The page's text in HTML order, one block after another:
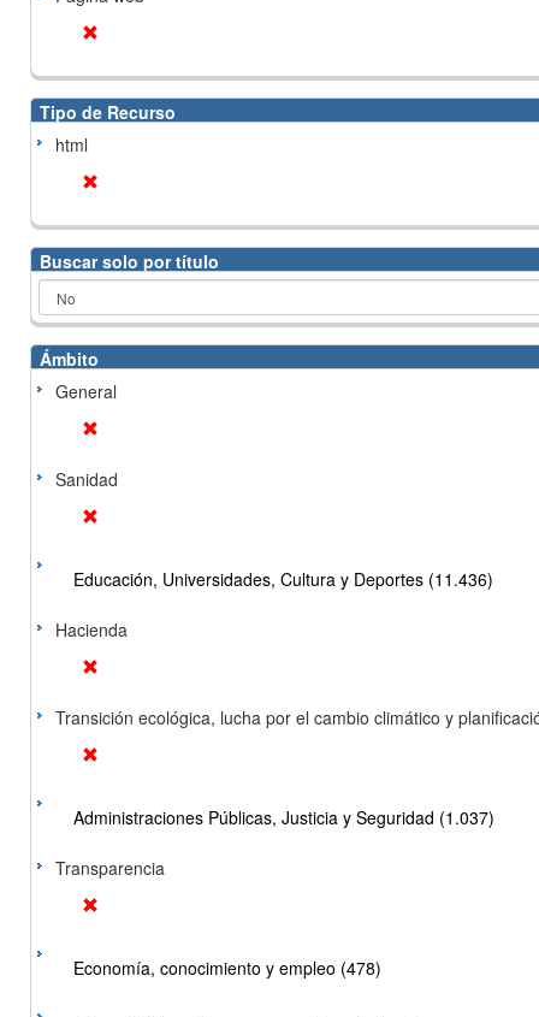
Tipo de Recurso
html
Buscar solo por título
Ámbito
General
Sanidad
Educación, Universidades, Cultura y Deportes (11.436)
Hacienda
Transición ecológica, lucha por el cambio climático y
Administraciones Públicas, Justicia y Seguridad (1.037)
Transparencia
Economía, conocimiento y empleo (478)